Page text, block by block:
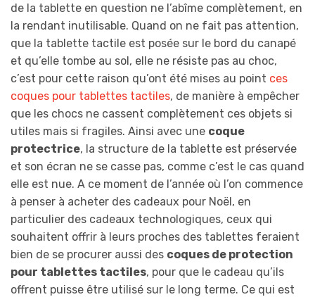
de la tablette en question ne l’abîme complètement, en
la rendant inutilisable. Quand on ne fait pas attention,
que la tablette tactile est posée sur le bord du canapé
et qu’elle tombe au sol, elle ne résiste pas au choc,
c’est pour cette raison qu’ont été mises au point ces
coques pour tablettes tactiles, de manière à empêcher
que les chocs ne cassent complètement ces objets si
utiles mais si fragiles. Ainsi avec une coque
protectrice, la structure de la tablette est préservée
et son écran ne se casse pas, comme c’est le cas quand
elle est nue. A ce moment de l’année où l’on commence
à penser à acheter des cadeaux pour Noël, en
particulier des cadeaux technologiques, ceux qui
souhaitent offrir à leurs proches des tablettes feraient
bien de se procurer aussi des coques de protection
pour tablettes tactiles, pour que le cadeau qu’ils
offrent puisse être utilisé sur le long terme. Ce qui est